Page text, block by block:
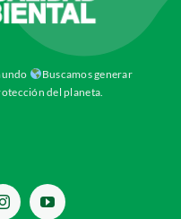
Buscamos generar
del planeta.